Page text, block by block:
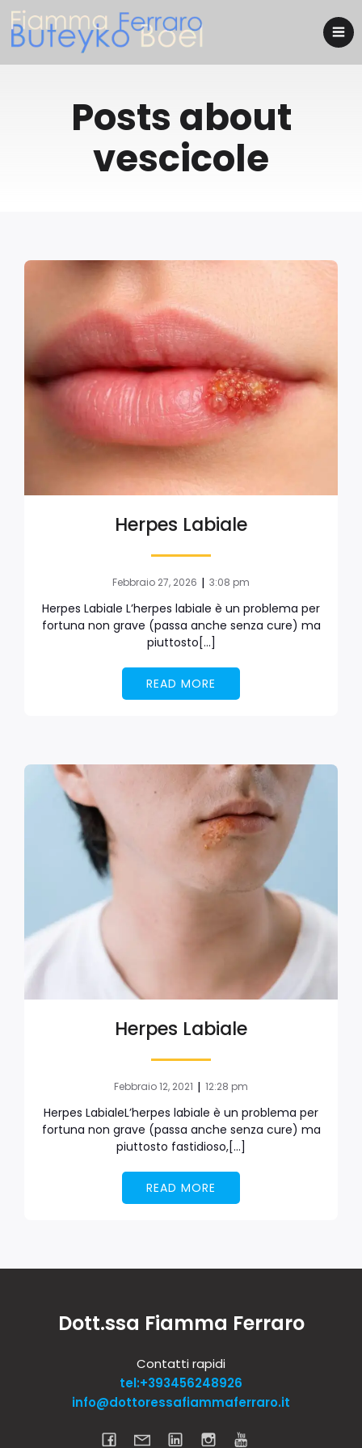
Posts about
vescicole
Herpes Labiale
Febbraio 27, 2026 | 3:08 pm
Herpes Labiale L’herpes labiale è un problema per
fortuna non grave (passa anche senza cure) ma
piuttosto[…]
READ MORE
Herpes Labiale
Febbraio 12, 2021 | 12:28 pm
Herpes LabialeL’herpes labiale è un problema per
fortuna non grave (passa anche senza cure) ma
piuttosto fastidioso,[…]
READ MORE
Dott.ssa Fiamma Ferraro
Contatti rapidi
tel:+393456248926
info@dottoressafiammaferraro.it